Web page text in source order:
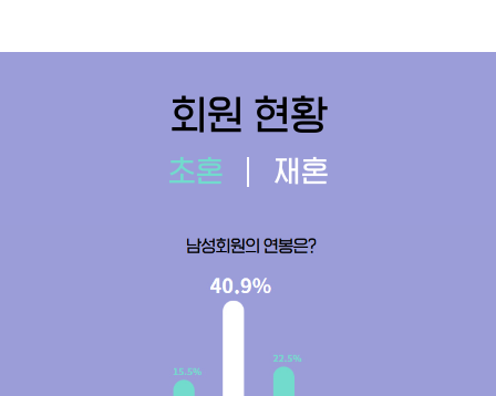
회원 현황
초혼 재혼